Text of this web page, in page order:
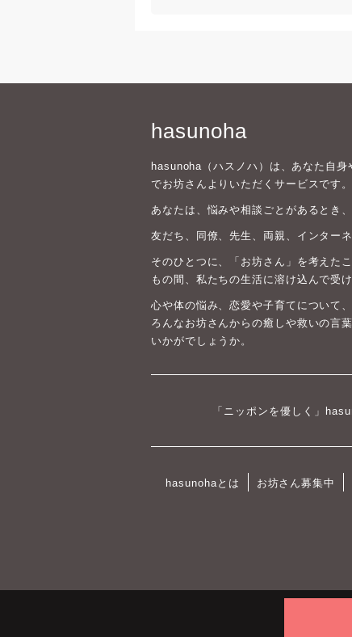
hasunoha
hasunoha（ハスノハ）は、あなた自
でお坊さんよりいただくサービスです。
あなたは、悩みや相談ごとがあるとき
友だち、同僚、先生、両親、インター
そのひとつに、「お坊さん」を考えた
もの間、私たちの生活に溶け込んで受
心や体の悩み、恋愛や子育てについて
ろんなお坊さんからの癒しや救いの言
いかがでしょうか。
「ニッポンを優しく」
hasunohaとは お坊さん募集中